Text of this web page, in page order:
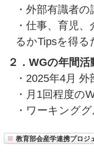
・外部有識者
・仕事、育児
るかTipsを得
２．WGの年間活
・2025年4月
・月1回程度の
・ワーキング
教育部会産学連携プロジ